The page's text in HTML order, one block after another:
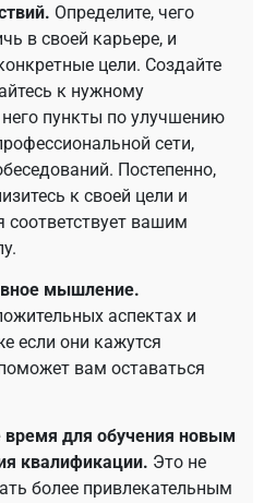
Определите, чего
в своей карьере, и
цели. Создайте
к нужному
пункты по улучшению
сети,
Постепенно,
к своей цели и
соответствует вашим
мышление.
аспектах и
если они кажутся
вам оставаться
время для обучения новым
квалификации. Это не
более привлекательным